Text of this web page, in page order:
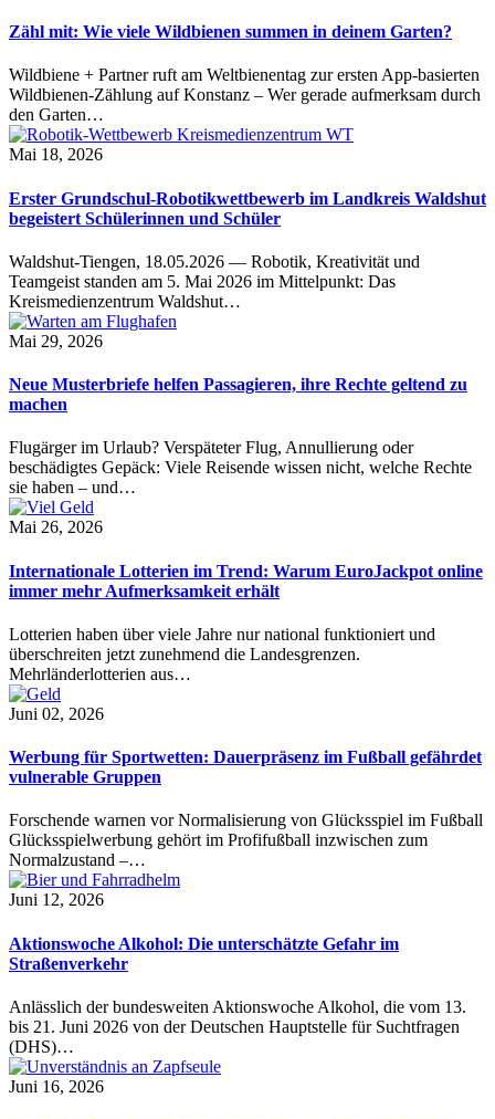
Zähl mit: Wie viele Wildbienen summen in deinem Garten?
Wildbiene + Partner ruft am Weltbienentag zur ersten App-basierten
Wildbienen-Zählung auf Konstanz – Wer gerade aufmerksam durch
den Garten…
Mai 18, 2026
Erster Grundschul-Robotikwettbewerb im Landkreis Waldshut
begeistert Schülerinnen und Schüler
Waldshut-Tiengen, 18.05.2026 — Robotik, Kreativität und
Teamgeist standen am 5. Mai 2026 im Mittelpunkt: Das
Kreismedienzentrum Waldshut…
Mai 29, 2026
Neue Musterbriefe helfen Passagieren, ihre Rechte geltend zu
machen
Flugärger im Urlaub? Verspäteter Flug, Annullierung oder
beschädigtes Gepäck: Viele Reisende wissen nicht, welche Rechte
sie haben – und…
Mai 26, 2026
Internationale Lotterien im Trend: Warum EuroJackpot online
immer mehr Aufmerksamkeit erhält
Lotterien haben über viele Jahre nur national funktioniert und
überschreiten jetzt zunehmend die Landesgrenzen.
Mehrländerlotterien aus…
Juni 02, 2026
Werbung für Sportwetten: Dauerpräsenz im Fußball gefährdet
vulnerable Gruppen
Forschende warnen vor Normalisierung von Glücksspiel im Fußball
Glücksspielwerbung gehört im Profifußball inzwischen zum
Normalzustand –…
Juni 12, 2026
Aktionswoche Alkohol: Die unterschätzte Gefahr im
Straßenverkehr
Anlässlich der bundesweiten Aktionswoche Alkohol, die vom 13.
bis 21. Juni 2026 von der Deutschen Hauptstelle für Suchtfragen
(DHS)…
Juni 16, 2026